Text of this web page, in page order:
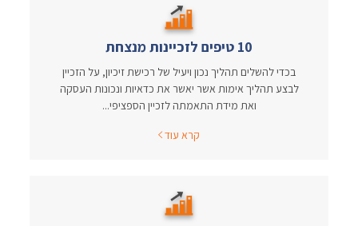
10 טיפים לזכיינות מנצחת
בכדי להשלים תהליך נכון ויעיל של רכישת זיכיון, על הזכיין
לבצע תהליך אימות אשר יאשר את כדאיות ונכונות העסקה
ואת מידת התאמתה לזכיין הספציפי...
קרא עוד